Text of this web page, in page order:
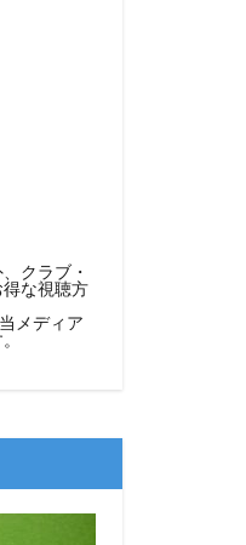
クラブ・
な視聴方
メディア